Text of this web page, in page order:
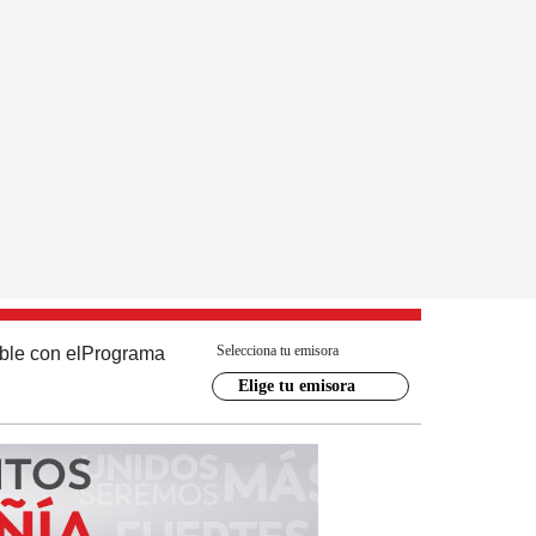
con el Programa Selecciona tu emisora
Elige tu emisora